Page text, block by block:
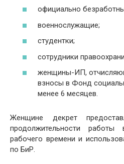
официально
военнослужащие;
студентки;
сотрудники
женщины-ИП,
взносы в Фонд
менее 6 месяцев.
Женщине декрет
продолжительности
рабочего времени и
по БиР.